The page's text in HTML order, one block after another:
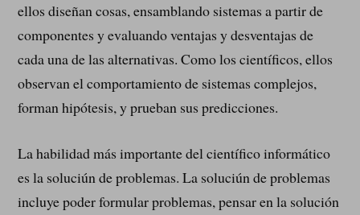
ellos diseñan cosas, ensamblando sistemas a partir de
componentes y evaluando ventajas y desventajas de
cada una de las alternativas. Como los científicos, ellos
observan el comportamiento de sistemas complejos,
forman hipótesis, y prueban sus predicciones.
La habilidad más importante del científico informático
es la soluciún de problemas. La soluciún de problemas
incluye poder formular problemas, pensar en la solución